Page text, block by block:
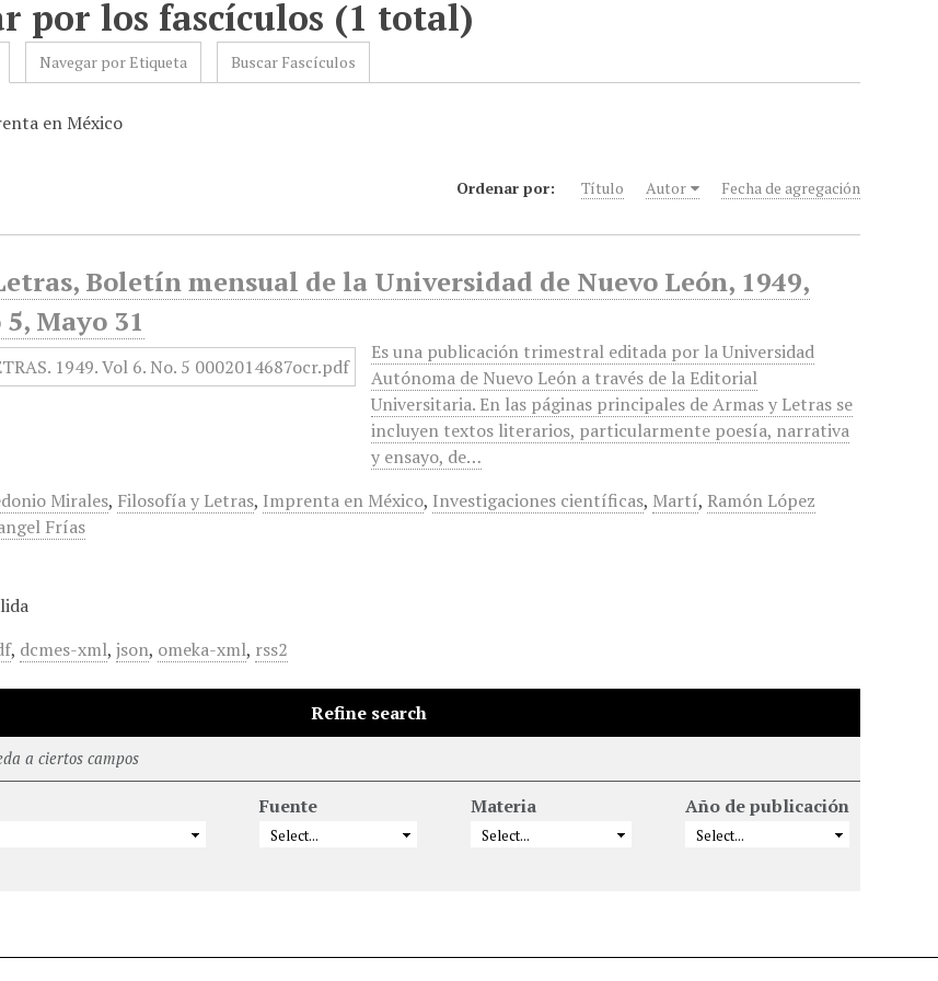
por los fascículos (1 total)
Navegar por Etiqueta Buscar Fascículos
en México
Ordenar por: Título Autor Fecha de agregación
Boletín mensual de la Universidad de Nuevo León, 1949,
Mayo 31
Es una publicación trimestral editada por la Universidad
Autónoma de Nuevo León a través de la Editorial
Universitaria. En las páginas principales de Armas y Letras se
incluyen textos literarios, particularmente poesía, narrativa
y ensayo, de…
Mirales, Filosofía y Letras, Imprenta en México, Investigaciones científicas, Martí, Ramón López
Frías
, dcmes-xml,json, omeka-xml, rss2
Refine search
a ciertos campos
Fuente Materia Año de publicación